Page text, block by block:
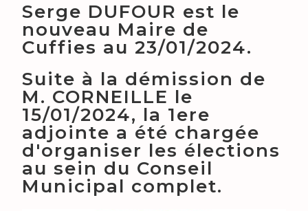
Serge DUFOUR est le
nouveau Maire de
Cuffies au 23/01/2024.
Suite à la démission de
M. CORNEILLE le
15/01/2024, la 1ere
adjointe a été chargée
d'organiser les élections
au sein du Conseil
Municipal complet.